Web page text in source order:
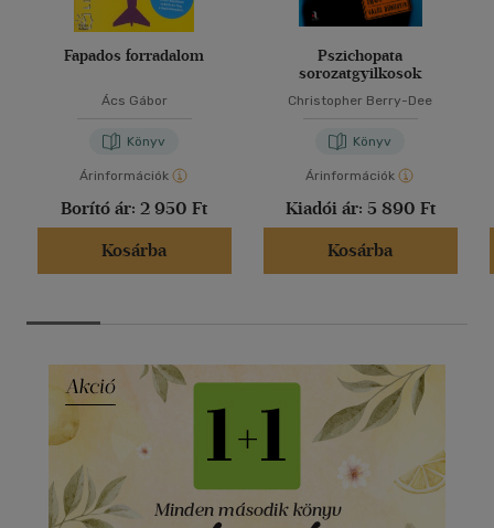
Fapados forradalom
Ács Gábor
Könyv
Árinformációk
Borító ár: 2 950 Ft
Kosárba
Pszichopata
sorozatgyilkosok
Christopher Berry-Dee
Könyv
Árinformációk
Kiadói ár: 5 890 Ft
Kosárba